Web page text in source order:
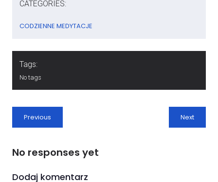
CATEGORIES:
CODZIENNE MEDYTACJE
Tags:
No tags
Previous Next
No responses yet
Dodaj komentarz